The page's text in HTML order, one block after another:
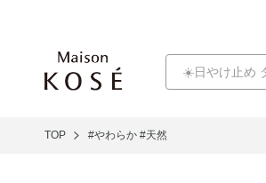
TOP #やわらか #天然